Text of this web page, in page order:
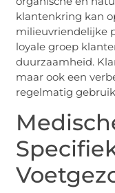
klantenkring kan
milieuvriendelijke
loyale groep
duurzaamheid.
maar ook een
regelmatig